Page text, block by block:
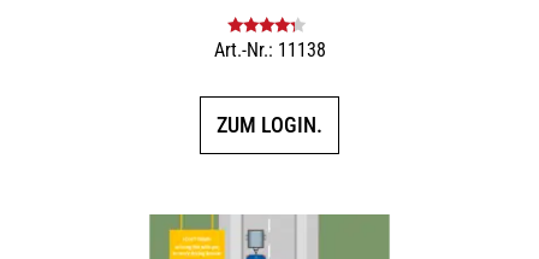
Bewertet
Art.-Nr.: 11138
ZUM LOGIN.